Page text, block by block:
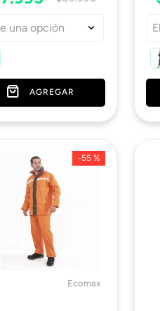
una opción
AGREGAR
-55 %
Ecomax